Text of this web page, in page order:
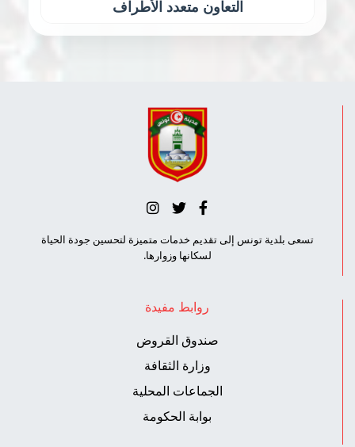
التعاون متعدد الأطراف
تسعى بلدية تونس إلى تقديم خدمات متميزة لتحسين جودة الحياة
لسكانها وزوارها.
روابط مفيدة
صندوق القروض
وزارة الثقافة
الجماعات المحلية
بوابة الحكومة